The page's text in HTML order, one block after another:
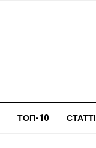
ТОП-10 СТАТТІ